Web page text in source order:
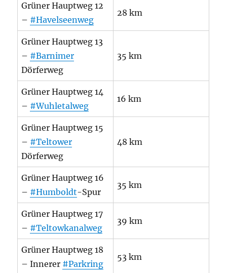
Grüner Hauptweg 12
– #Havelseenweg
28 km
Grüner Hauptweg 13
– #Barnimer
Dörferweg
35 km
Grüner Hauptweg 14
– #Wuhletalweg
16 km
Grüner Hauptweg 15
– #Teltower
Dörferweg
48 km
Grüner Hauptweg 16
– #Humboldt-Spur
35 km
Grüner Hauptweg 17
– #Teltowkanalweg
39 km
Grüner Hauptweg 18
– Innerer #Parkring
53 km